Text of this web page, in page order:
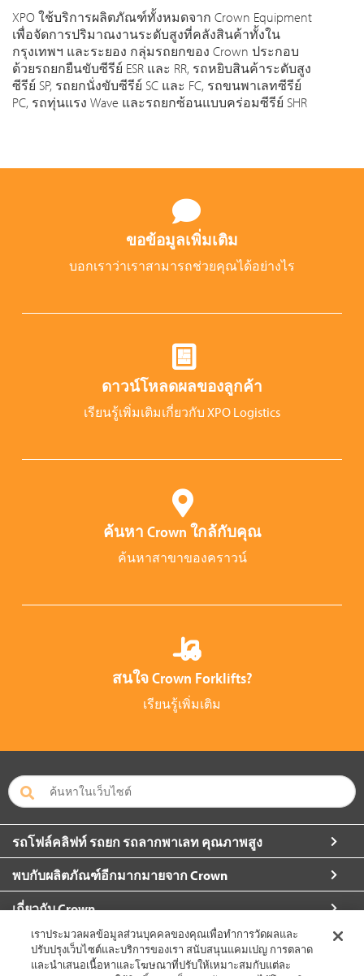
XPO ใช้บริการผลิตภัณฑ์ทั้งหมดจาก Crown Equipment
เพื่อจัดการปริมาณงานระดับสูงที่คลังสินค้าทั้งใน
กรุงเทพฯ และระยอง กลุ่มรถยกของ Crown ประกอบ
ด้วยรถยกยืนขับซีรีย์ ESR และ RR, รถหยิบสินค้าระดับสูง
ซีรีย์ SP, รถยกนั่งขับซีรีย์ SC และ FC, รถขนพาเลทซีรีย์
PC, รถทุ่นแรง Wave และรถยกซ้อนแบบคร่อมซีรีย์ SHR
ขอข้อมูลเพิ่มเติม
บอกเราว่าเราสามารถช่วยคุณได้อย่างไร
ดาวน์โหลดผลของลูกค้า
เรียนรู้เพิ่มเติมเกี่ยวกับ XPO Logistics
ค้นหา Crown ใกล้กับคุณ
ค้นหาสาขาของคราวน์
สนใจ Crown Forklifts?
เรียนรู้เพิ่มเติม
รถโฟล์คลิฟท์ รถยก รถลากพาเลท คุณภาพสูง
พบกับผลิตภัณฑ์อีกมากมายจาก Crown
เกี่ยวกับ Crown
ขอข้อมูลเพิ่มเติม
เราประมวลผลข้อมูลส่วนบุคคลของคุณเพื่อทำการวัดผลและ
ปรับปรุงเว็บไซต์และบริการของเรา สนับสนุนแคมเปญ การตลาด
และนำเสนอเนื้อหาและโฆษณาที่ปรับให้เหมาะสมกับแต่ละ